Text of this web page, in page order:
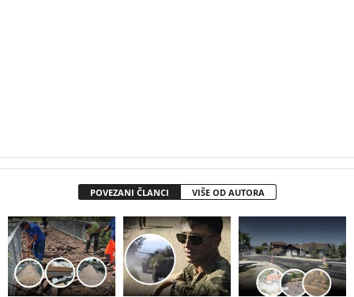
POVEZANI ČLANCI VIŠE OD AUTORA